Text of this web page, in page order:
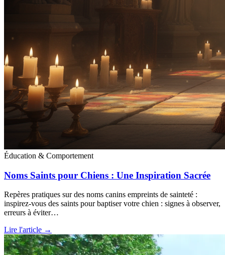
Éducation & Comportement
Noms Saints pour Chiens : Une Inspiration Sacrée
Repères pratiques sur des noms canins empreints de sainteté :
inspirez-vous des saints pour baptiser votre chien : signes à observer,
erreurs à éviter…
Lire l'article →